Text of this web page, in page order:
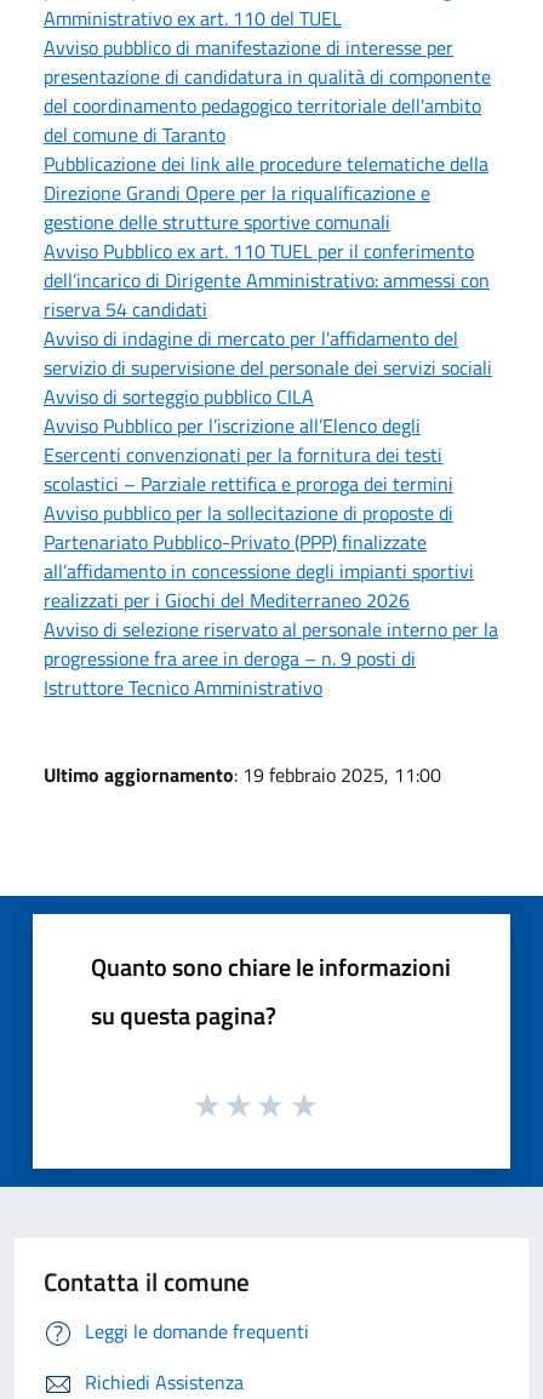
Amministrativo ex art. 110 del TUEL
Avviso pubblico di manifestazione di interesse per
presentazione di candidatura in qualità di componente
del coordinamento pedagogico territoriale dell'ambito
del comune di Taranto
Pubblicazione dei link alle procedure telematiche della
Direzione Grandi Opere per la riqualificazione e
gestione delle strutture sportive comunali
Avviso Pubblico ex art. 110 TUEL per il conferimento
dell’incarico di Dirigente Amministrativo: ammessi con
riserva 54 candidati
Avviso di indagine di mercato per l'affidamento del
servizio di supervisione del personale dei servizi sociali
Avviso di sorteggio pubblico CILA
Avviso Pubblico per l’iscrizione all’Elenco degli
Esercenti convenzionati per la fornitura dei testi
scolastici – Parziale rettifica e proroga dei termini
Avviso pubblico per la sollecitazione di proposte di
Partenariato Pubblico-Privato (PPP) finalizzate
all’affidamento in concessione degli impianti sportivi
realizzati per i Giochi del Mediterraneo 2026
Avviso di selezione riservato al personale interno per la
progressione fra aree in deroga – n. 9 posti di
Istruttore Tecnico Amministrativo
Ultimo aggiornamento: 19 febbraio 2025, 11:00
Quanto sono chiare le informazioni
su questa pagina?
Contatta il comune
Leggi le domande frequenti
Richiedi Assistenza